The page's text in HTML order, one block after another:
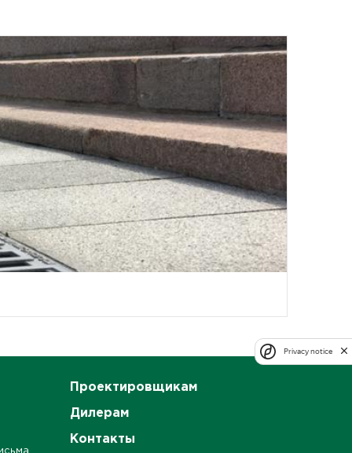
Проектировщикам
Дилерам
Контакты
Privacy notice